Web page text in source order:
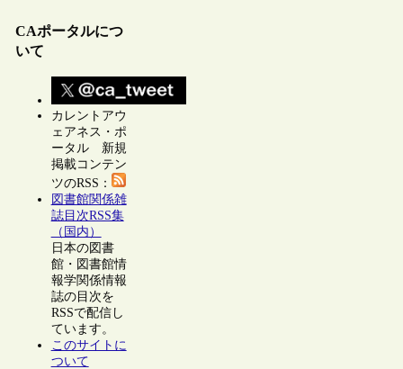
CAポータルにつ
いて
カレントアウ
ェアネス・ポ
ータル 新規
掲載コンテン
ツのRSS：
図書館関係雑
誌目次RSS集
（国内）
日本の図書
館・図書館情
報学関係情報
誌の目次を
RSSで配信し
ています。
このサイトに
ついて